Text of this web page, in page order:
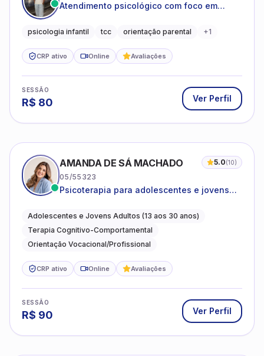
Atendimento psicológico com foco em
promovendo equilíbrio emocional e
psicologia infantil tcc orientação parental +1
CRP ativo Online Avaliações
SESSÃO
R$ 80 Ver Perfil
AMANDA DE SÁ MACHADO 5.0(10)
05/55323
Psicoterapia para adolescentes e jovens
autoestima, relações e orientação
profissional
Adolescentes e Jovens Adultos (13 aos 30 anos)
Terapia Cognitivo-Comportamental
Orientação Vocacional/Profissional
CRP ativo Online Avaliações
SESSÃO
R$ 90 Ver Perfil